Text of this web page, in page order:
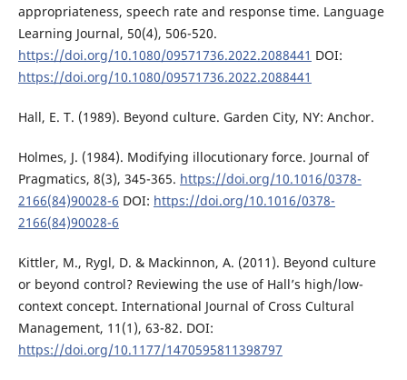
appropriateness, speech rate and response time. Language
Learning Journal, 50(4), 506-520.
https://doi.org/10.1080/09571736.2022.2088441 DOI:
https://doi.org/10.1080/09571736.2022.2088441
Hall, E. T. (1989). Beyond culture. Garden City, NY: Anchor.
Holmes, J. (1984). Modifying illocutionary force. Journal of
Pragmatics, 8(3), 345-365. https://doi.org/10.1016/0378-
2166(84)90028-6 DOI: https://doi.org/10.1016/0378-
2166(84)90028-6
Kittler, M., Rygl, D. & Mackinnon, A. (2011). Beyond culture
or beyond control? Reviewing the use of Hall’s high/low-
context concept. International Journal of Cross Cultural
Management, 11(1), 63-82. DOI:
https://doi.org/10.1177/1470595811398797